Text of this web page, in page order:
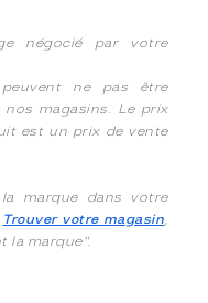
négocié par votre
ne pas être
magasins. Le prix
est un prix de vente
marque dans votre
Trouver votre magasin,
la marque".